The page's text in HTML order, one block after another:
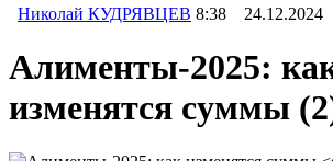
Николай КУДРЯВЦЕВ 8:38 24.12.2024
Алименты-2025:
изменятся суммы